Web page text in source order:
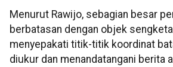
Menurut Rawijo, sebagian besar
berbatasan dengan objek
menyepakati titik-titik koordinat
diukur dan menandatangani berita